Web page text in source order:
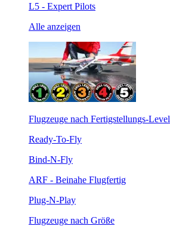
L5 - Expert Pilots
Alle anzeigen
Flugzeuge nach Fertigstellungs-Level
Ready-To-Fly
Bind-N-Fly
ARF - Beinahe Flugfertig
Plug-N-Play
Flugzeuge nach Größe